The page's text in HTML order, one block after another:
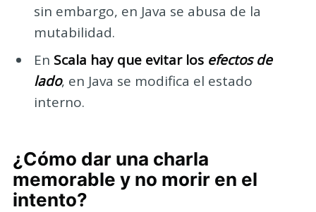
sin embargo, en Java se abusa de la
mutabilidad.
En Scala hay que evitar los efectos de
lado, en Java se modifica el estado
interno.
¿Cómo dar una charla
memorable y no morir en el
intento?